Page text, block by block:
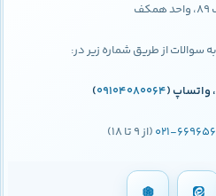
سوالات از طریق شماره زیر در:
واتساپ (09104080064
)
(از 9 تا 18)